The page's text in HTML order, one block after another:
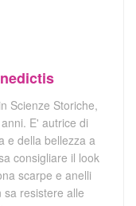
Scienze Storiche,
E' autrice di
e della bellezza a
consigliare il look
scarpe e anelli
resistere alle